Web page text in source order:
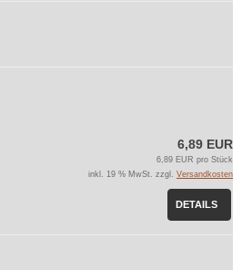
6,89 EUR
6,89 EUR pro Stück
inkl. 19 % MwSt. zzgl. Versandkosten
DETAILS